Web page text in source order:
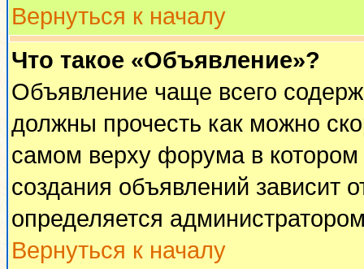
Вернуться к началу
Что такое «Объявление»?
Объявление чаще всего
должны прочесть как можно
самом верху форума в
создания объявлений зависит
определяется
Вернуться к началу